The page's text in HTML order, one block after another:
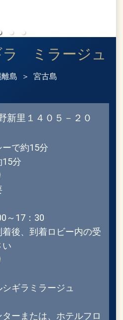
ミラージュ
島
宮古島
新里１４０５－２０
で約15分
15分
～17：30
後、到着ロビー内の受
い
ギラミラージュ
ーまたは、ホテルフロ